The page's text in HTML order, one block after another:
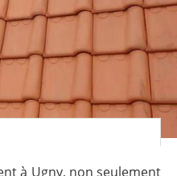
à Ugny, non seulement